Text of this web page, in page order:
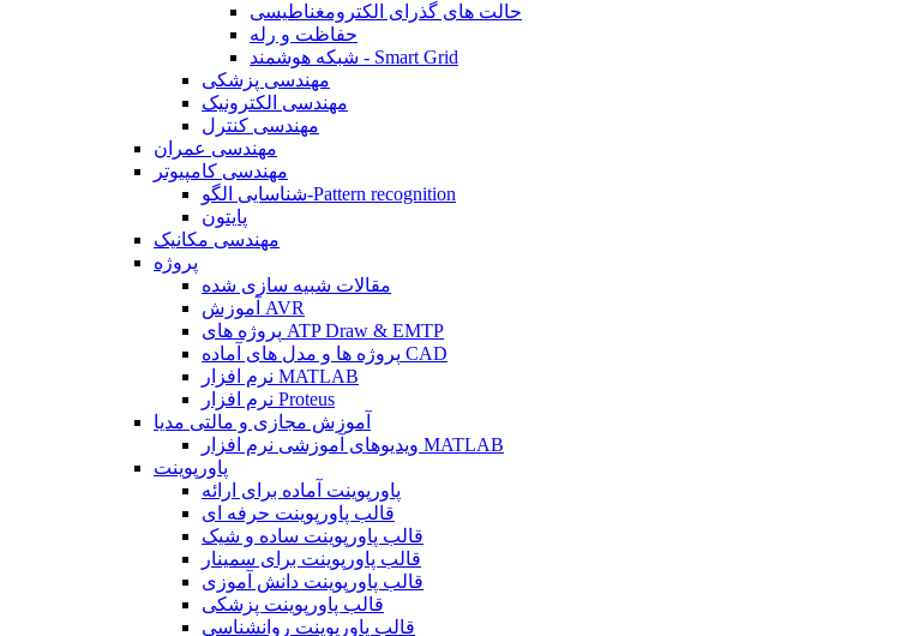
حالت های گذرای الکترومغناطیسی
حفاظت و رله
شبکه هوشمند - Smart Grid
مهندسی پزشکی
مهندسی الکترونیک
مهندسی کنترل
مهندسی عمران
مهندسی کامپیوتر
شناسایی الگو-Pattern recognition
پایتون
مهندسی مکانیک
پروژه
مقالات شبیه سازی شده
آموزش AVR
پروژه های ATP Draw & EMTP
پروژه ها و مدل های آماده CAD
نرم افزار MATLAB
نرم افزار Proteus
آموزش مجازی و مالتی مدیا
ویدیوهای آموزشی نرم افزار MATLAB
پاورپوینت
پاورپوینت آماده برای ارائه
قالب پاورپوینت حرفه ای
قالب پاورپوینت ساده و شیک
قالب پاورپوینت برای سمینار
قالب پاورپوینت دانش آموزی
قالب پاورپوینت پزشکی
قالب پاورپوینت روانشناسی